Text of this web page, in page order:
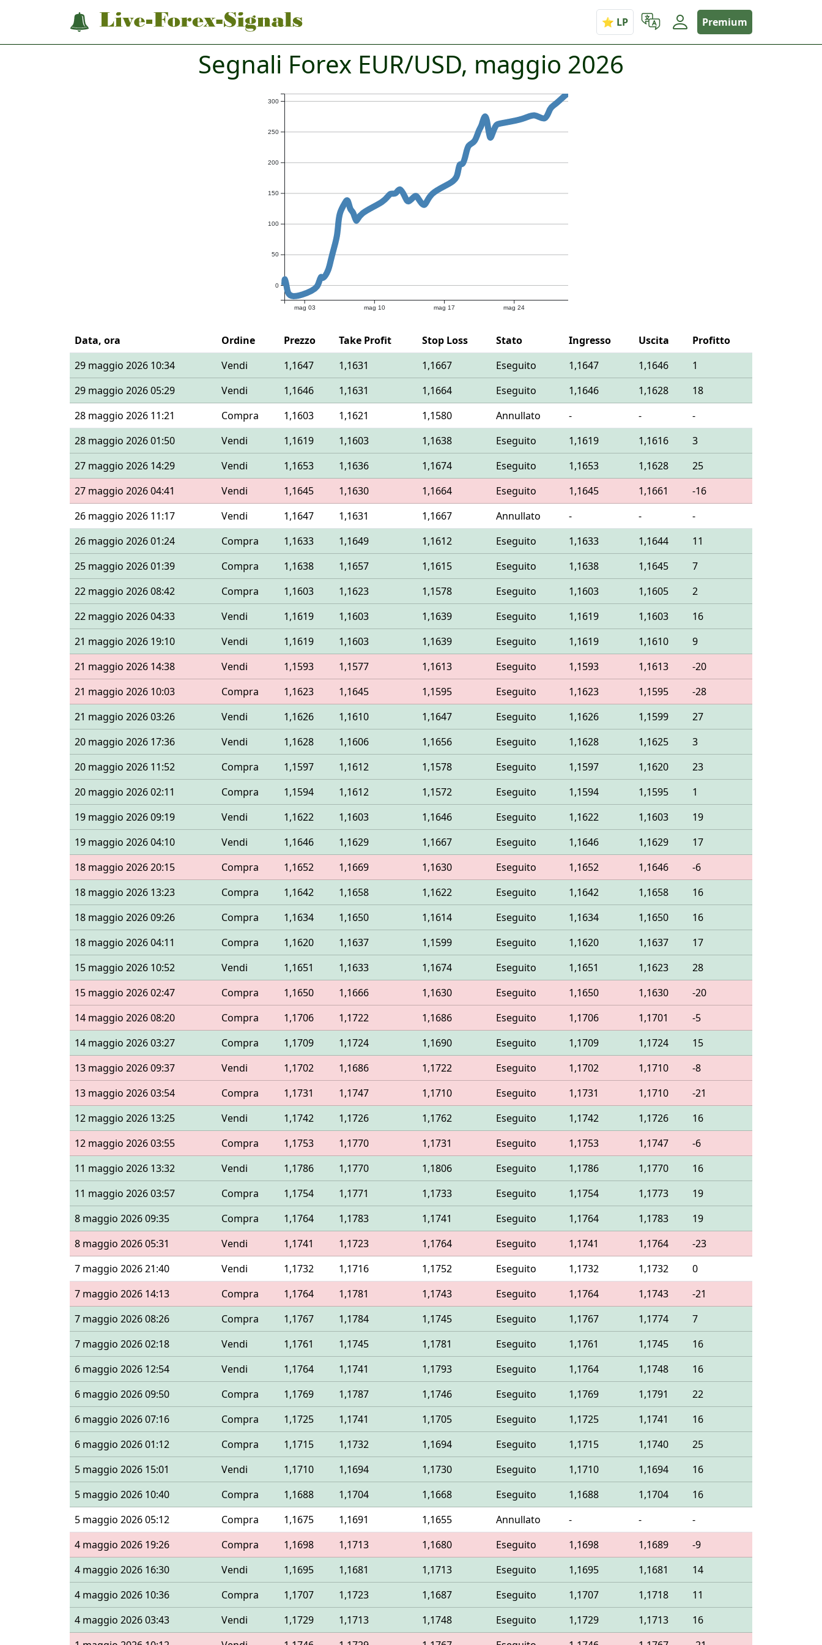
Premium
Segnali Forex EUR/USD, maggio 2026
mag 03 mag 10 mag 17 mag 24
0
50
100
150
200
250
300
Data, ora Ordine Prezzo Take Profit Stop Loss Stato Ingresso Uscita
Profitto
29 maggio 2026 10:34
Vendi 1,1647 1,1631 1,1667 Eseguito 1,1647 1,1646
1
29 maggio 2026 05:29
Vendi 1,1646 1,1631 1,1664 Eseguito 1,1646 1,1628
18
28 maggio 2026 11:21
Compra 1,1603 1,1621 1,1580 Annullato - -
-
28 maggio 2026 01:50
Vendi 1,1619 1,1603 1,1638 Eseguito 1,1619 1,1616
3
27 maggio 2026 14:29
Vendi 1,1653 1,1636 1,1674 Eseguito 1,1653 1,1628
25
27 maggio 2026 04:41
Vendi 1,1645 1,1630 1,1664 Eseguito 1,1645 1,1661
-16
26 maggio 2026 11:17
Vendi 1,1647 1,1631 1,1667 Annullato - -
-
26 maggio 2026 01:24
Compra 1,1633 1,1649 1,1612 Eseguito 1,1633 1,1644
11
25 maggio 2026 01:39
Compra 1,1638 1,1657 1,1615 Eseguito 1,1638 1,1645
7
22 maggio 2026 08:42
Compra 1,1603 1,1623 1,1578 Eseguito 1,1603 1,1605
2
22 maggio 2026 04:33
Vendi 1,1619 1,1603 1,1639 Eseguito 1,1619 1,1603
16
21 maggio 2026 19:10
Vendi 1,1619 1,1603 1,1639 Eseguito 1,1619 1,1610
9
21 maggio 2026 14:38
Vendi 1,1593 1,1577 1,1613 Eseguito 1,1593 1,1613
-20
21 maggio 2026 10:03
Compra 1,1623 1,1645 1,1595 Eseguito 1,1623 1,1595
-28
21 maggio 2026 03:26
Vendi 1,1626 1,1610 1,1647 Eseguito 1,1626 1,1599
27
20 maggio 2026 17:36
Vendi 1,1628 1,1606 1,1656 Eseguito 1,1628 1,1625
3
20 maggio 2026 11:52
Compra 1,1597 1,1612 1,1578 Eseguito 1,1597 1,1620
23
20 maggio 2026 02:11
Compra 1,1594 1,1612 1,1572 Eseguito 1,1594 1,1595
1
19 maggio 2026 09:19
Vendi 1,1622 1,1603 1,1646 Eseguito 1,1622 1,1603
19
19 maggio 2026 04:10
Vendi 1,1646 1,1629 1,1667 Eseguito 1,1646 1,1629
17
18 maggio 2026 20:15
Compra 1,1652 1,1669 1,1630 Eseguito 1,1652 1,1646
-6
18 maggio 2026 13:23
Compra 1,1642 1,1658 1,1622 Eseguito 1,1642 1,1658
16
18 maggio 2026 09:26
Compra 1,1634 1,1650 1,1614 Eseguito 1,1634 1,1650
16
18 maggio 2026 04:11
Compra 1,1620 1,1637 1,1599 Eseguito 1,1620 1,1637
17
15 maggio 2026 10:52
Vendi 1,1651 1,1633 1,1674 Eseguito 1,1651 1,1623
28
15 maggio 2026 02:47
Compra 1,1650 1,1666 1,1630 Eseguito 1,1650 1,1630
-20
14 maggio 2026 08:20
Compra 1,1706 1,1722 1,1686 Eseguito 1,1706 1,1701
-5
14 maggio 2026 03:27
Compra 1,1709 1,1724 1,1690 Eseguito 1,1709 1,1724
15
13 maggio 2026 09:37
Vendi 1,1702 1,1686 1,1722 Eseguito 1,1702 1,1710
-8
13 maggio 2026 03:54
Compra 1,1731 1,1747 1,1710 Eseguito 1,1731 1,1710
-21
12 maggio 2026 13:25
Vendi 1,1742 1,1726 1,1762 Eseguito 1,1742 1,1726
16
12 maggio 2026 03:55
Compra 1,1753 1,1770 1,1731 Eseguito 1,1753 1,1747
-6
11 maggio 2026 13:32
Vendi 1,1786 1,1770 1,1806 Eseguito 1,1786 1,1770
16
11 maggio 2026 03:57
Compra 1,1754 1,1771 1,1733 Eseguito 1,1754 1,1773
19
8 maggio 2026 09:35
Compra 1,1764 1,1783 1,1741 Eseguito 1,1764 1,1783
19
8 maggio 2026 05:31
Vendi 1,1741 1,1723 1,1764 Eseguito 1,1741 1,1764
-23
7 maggio 2026 21:40
Vendi 1,1732 1,1716 1,1752 Eseguito 1,1732 1,1732
0
7 maggio 2026 14:13
Compra 1,1764 1,1781 1,1743 Eseguito 1,1764 1,1743
-21
7 maggio 2026 08:26
Compra 1,1767 1,1784 1,1745 Eseguito 1,1767 1,1774
7
7 maggio 2026 02:18
Vendi 1,1761 1,1745 1,1781 Eseguito 1,1761 1,1745
16
6 maggio 2026 12:54
Vendi 1,1764 1,1741 1,1793 Eseguito 1,1764 1,1748
16
6 maggio 2026 09:50
Compra 1,1769 1,1787 1,1746 Eseguito 1,1769 1,1791
22
6 maggio 2026 07:16
Compra 1,1725 1,1741 1,1705 Eseguito 1,1725 1,1741
16
6 maggio 2026 01:12
Compra 1,1715 1,1732 1,1694 Eseguito 1,1715 1,1740
25
5 maggio 2026 15:01
Vendi 1,1710 1,1694 1,1730 Eseguito 1,1710 1,1694
16
5 maggio 2026 10:40
Compra 1,1688 1,1704 1,1668 Eseguito 1,1688 1,1704
16
5 maggio 2026 05:12
Compra 1,1675 1,1691 1,1655 Annullato - -
-
4 maggio 2026 19:26
Compra 1,1698 1,1713 1,1680 Eseguito 1,1698 1,1689
-9
4 maggio 2026 16:30
Vendi 1,1695 1,1681 1,1713 Eseguito 1,1695 1,1681
14
4 maggio 2026 10:36
Compra 1,1707 1,1723 1,1687 Eseguito 1,1707 1,1718
11
4 maggio 2026 03:43
Vendi 1,1729 1,1713 1,1748 Eseguito 1,1729 1,1713
16